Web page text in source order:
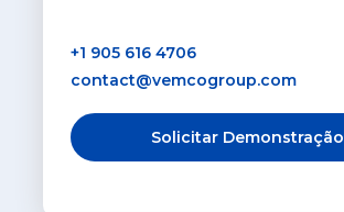
+1 905 616 4706
contact@vemcogroup.com
Solicitar Demonstração